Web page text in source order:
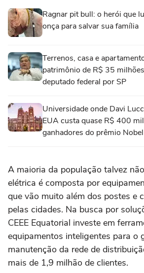
Ragnar pit bull: o herói que
onça para salvar sua família
Terrenos, casa e
patrimônio de R$ 35
deputado federal por SP
Universidade onde Davi
EUA custa quase R$ 400
ganhadores do prêmio Nobel
A maioria da população talvez
elétrica é composta por
que vão muito além dos postes e
pelas cidades. Na busca por
CEEE Equatorial investe em
equipamentos inteligentes para o
manutenção da rede de
mais de 1,9 milhão de clientes.